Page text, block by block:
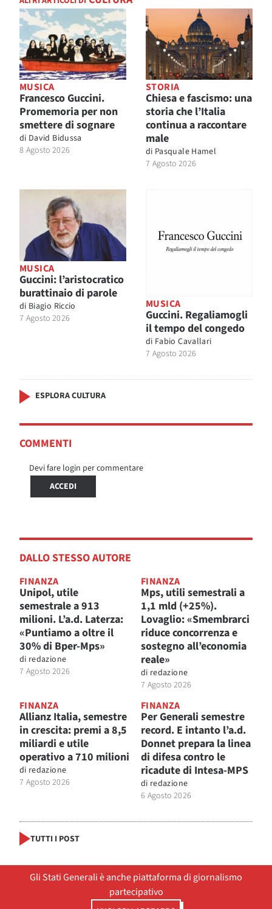
MUSICA
Francesco Guccini.
Promemoria per non
smettere di sognare
di David Bidussa
8 Agosto 2026
STORIA
Chiesa e fascismo: una
storia che l’Italia
continua a raccontare
male
di Pasquale Hamel
7 Agosto 2026
MUSICA
Guccini: l’aristocratico
burattinaio di parole
di Biagio Riccio
7 Agosto 2026
MUSICA
Guccini. Regaliamogli
il tempo del congedo
di Fabio Cavallari
7 Agosto 2026
ESPLORA CULTURA
COMMENTI
Devi fare login per commentare
ACCEDI
DALLO STESSO AUTORE
FINANZA
Unipol, utile
semestrale a 913
milioni. L’a.d. Laterza:
«Puntiamo a oltre il
30% di Bper-Mps»
di redazione
7 Agosto 2026
FINANZA
Mps, utili semestrali a
1,1 mld (+25%).
Lovaglio: «Smembrarci
riduce concorrenza e
sostegno all’economia
reale»
di redazione
7 Agosto 2026
FINANZA
Allianz Italia, semestre
in crescita: premi a 8,5
miliardi e utile
operativo a 710 milioni
di redazione
7 Agosto 2026
FINANZA
Per Generali semestre
record. E intanto l’a.d.
Donnet prepara la linea
di difesa contro le
ricadute di Intesa-MPS
di redazione
6 Agosto 2026
TUTTI I POST
Gli Stati Generali è anche piattaforma di giornalismo
partecipativo